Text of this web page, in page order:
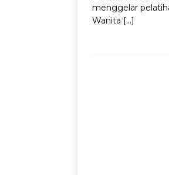
menggelar
Wanita […]